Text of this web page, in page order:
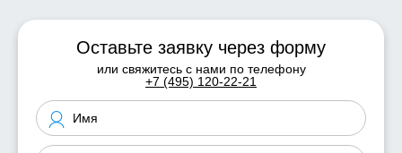
Оставьте заявку через форму
или свяжитесь с нами по телефону
+7 (495) 120-22-21